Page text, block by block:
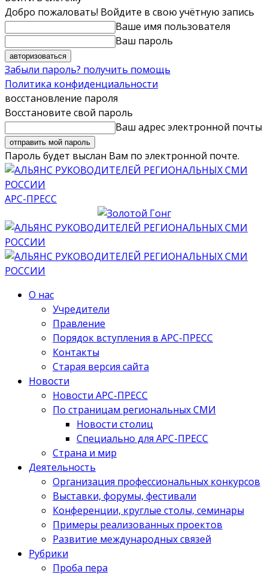
Добро пожаловать! Войдите в свою учётную запись
Ваше имя пользователя
Ваш пароль
Забыли пароль? получить помощь
Политика конфиденциальности
восстановление пароля
Восстановите свой пароль
Ваш адрес электронной почты
Пароль будет выслан Вам по электронной почте.
АРС-ПРЕСС
О нас
Учредители
Правление
Порядок вступления в АРС-ПРЕСС
Контакты
Старая версия сайта
Новости
Новости АРС-ПРЕСС
По страницам региональных СМИ
Новости столиц
Специально для АРС-ПРЕСС
Страна и мир
Деятельность
Организация профессиональных конкурсов
Выставки, форумы, фестивали
Конференции, круглые столы, семинары
Примеры реализованных проектов
Развитие международных связей
Рубрики
Проба пера